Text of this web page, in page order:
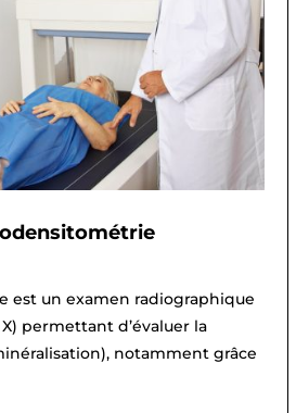
est un examen radiographique
permettant d’évaluer la
notamment grâce